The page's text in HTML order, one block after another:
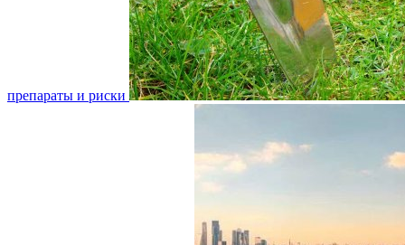
препараты и риски